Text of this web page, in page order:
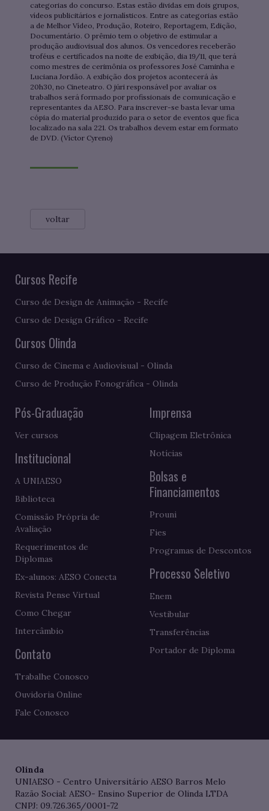
categorias do concurso. Estas estão dividas em dois grupos,
vídeos publicitários e jornalísticos. Entre as categorias estão
a de Melhor Vídeo, Produção, Roteiro, Reportagem, Edição,
Documentário. O prêmio tem o objetivo de estimular a
produção audiovisual dos alunos. Os vencedores receberão
troféus e certificados na noite de exibição, dia 19/11, que terá
como mestres de cerimônia os professores José Caminha e
Luciana Jordão. A exibição dos projetos acontecerá às
20h30, no Cineteatro. O júri responsável por avaliar os
trabalhos será formado por profissionais de comunicação e
representantes da AESO. Para inscrever-se basta levar uma
cópia do material produzido para o setor de eventos que fica
localizado na sala 221. Os trabalhos devem estar em formato
de DVD. (Víctor Cyreno)
voltar
Cursos Recife
Curso de Design de Animação - Recife
Curso de Design Gráfico - Recife
Cursos Olinda
Curso de Cinema e Audiovisual - Olinda
Curso de Produção Fonográfica - Olinda
Pós-Graduação
Ver cursos
Institucional
A UNIAESO
Biblioteca
Comissão Própria de
Avaliação
Requerimentos de
Diplomas
Ex-alunos: AESO Conecta
Revista Pense Virtual
Como Chegar
Intercâmbio
Contato
Trabalhe Conosco
Ouvidoria Online
Fale Conosco
Imprensa
Clipagem Eletrônica
Notícias
Bolsas e
Financiamentos
Prouni
Fies
Programas de Descontos
Processo Seletivo
Enem
Vestibular
Transferências
Portador de Diploma
Olinda
UNIAESO - Centro Universitário AESO Barros Melo
Razão Social: AESO- Ensino Superior de Olinda LTDA
CNPJ: 09.726.365/0001-72